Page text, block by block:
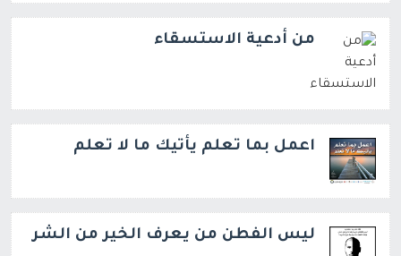
من أدعية الاستسقاء
اعمل بما تعلم يأتيك ما لا تعلم
ليس الفطن من يعرف الخير من الشر